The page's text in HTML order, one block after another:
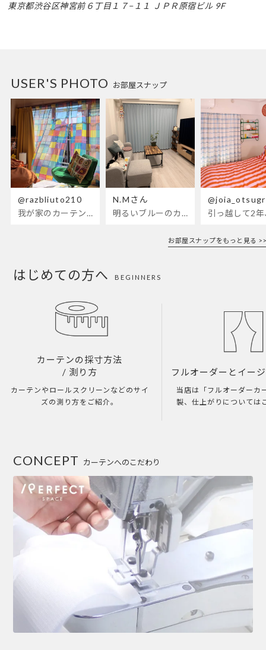
東京都渋谷区神宮前６丁目１７−１１ ＪＰＲ原宿ビル 9F
お部屋スナップ
USER'S PHOTO
@razbliuto210
我が家のカーテンが新しくなりました🌼早起きが超絶苦手な私が、思わず朝カーテンを開けて光合成するようになったステンドグラスカーテン…！
N.Mさん
明るいブルーのカーテンで、部屋全体が明るく。白を基調とした部屋にぴったりです。
お部屋スナップをもっと見る >>
はじめての方へ BEGINNERS
カーテンの採寸方法
/ 測り方
カーテンやロールスクリーンなどのサイ
ズの測り方をご紹介。
フルオーダーとイー
当店は「フルオーダーカ
製、仕上がりについては
カーテンへのこだわり
CONCEPT